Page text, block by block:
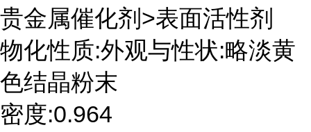
贵金属催化剂>表面活性剂
物化性质:外观与性状:略淡黄
色结晶粉末
密度:0.964